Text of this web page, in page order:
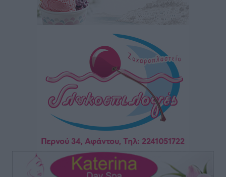
οικογενειακές διακοπές του
Τοπικές Ειδήσεις•
Ο γεωεντοπισμός μέσω 112 «έσωσε» Δανό περιπατητή
Τοπικές Ειδήσεις• πριν 10 ώρες
Σύμη: Ανασύρθηκε σορός άνδρα – Εξετάζεται αν είναι
ο 8ος Γερμανός που αγνοούνταν μετά την παράσυρσή
Τοπικές Ειδήσεις• πριν 10 ώρες
Ερώτηση στην Ευρωπαϊκή Επιτροπή για τις